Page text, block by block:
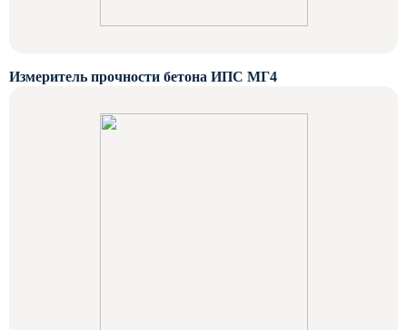
Измеритель прочности бетона ИПС МГ4